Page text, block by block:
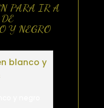
PARA IR A
Y NEGRO